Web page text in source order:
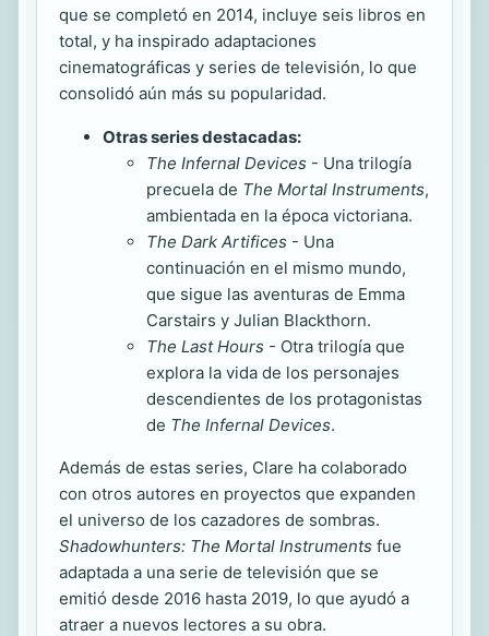
que se completó en 2014, incluye seis libros en
total, y ha inspirado adaptaciones
cinematográficas y series de televisión, lo que
consolidó aún más su popularidad.
Otras series destacadas:
The Infernal Devices - Una trilogía
precuela de The Mortal Instruments,
ambientada en la época victoriana.
The Dark Artifices - Una
continuación en el mismo mundo,
que sigue las aventuras de Emma
Carstairs y Julian Blackthorn.
The Last Hours - Otra trilogía que
explora la vida de los personajes
descendientes de los protagonistas
de The Infernal Devices.
Además de estas series, Clare ha colaborado
con otros autores en proyectos que expanden
el universo de los cazadores de sombras.
Shadowhunters: The Mortal Instruments fue
adaptada a una serie de televisión que se
emitió desde 2016 hasta 2019, lo que ayudó a
atraer a nuevos lectores a su obra.